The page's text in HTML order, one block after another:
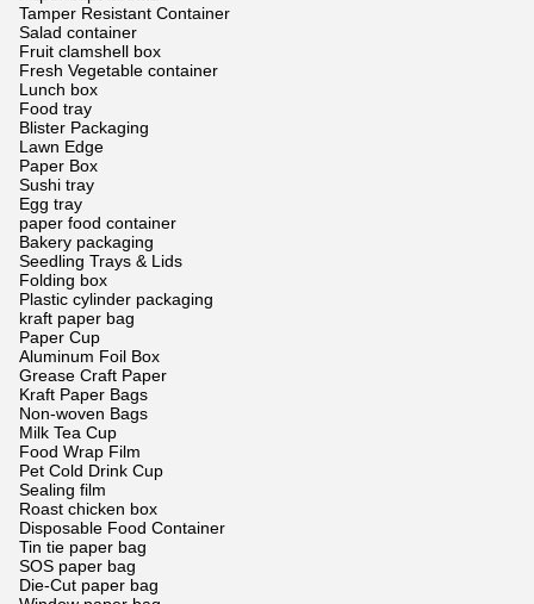
Tamper Resistant Container
Salad container
Fruit clamshell box
Fresh Vegetable container
Lunch box
Food tray
Blister Packaging
Lawn Edge
Paper Box
Sushi tray
Egg tray
paper food container
Bakery packaging
Seedling Trays & Lids
Folding box
Plastic cylinder packaging
kraft paper bag
Paper Cup
Aluminum Foil Box
Grease Craft Paper
Kraft Paper Bags
Non-woven Bags
Milk Tea Cup
Food Wrap Film
Pet Cold Drink Cup
Sealing film
Roast chicken box
Disposable Food Container
Tin tie paper bag
SOS paper bag
Die-Cut paper bag